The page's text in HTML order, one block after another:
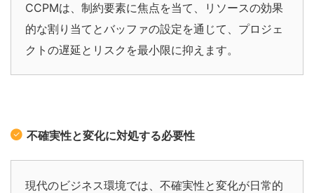
CCPMは、制約要素に焦点を当て、リソースの効果
的な割り当てとバッファの設定を通じて、プロジェ
クトの遅延とリスクを最小限に抑えます。
不確実性と変化に対処する必要性
現代のビジネス環境では、不確実性と変化が日常的